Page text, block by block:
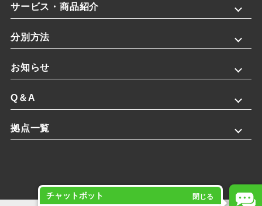
サービス・商品紹介
分別方法
お知らせ
Q＆A
拠点一覧
チャットボット 閉じる